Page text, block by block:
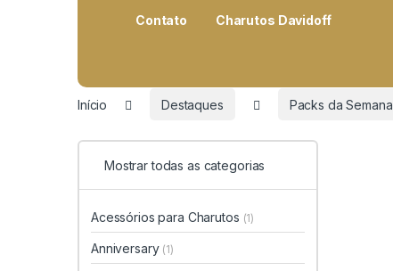
Contato Charutos Davidoff
Início Destaques Packs da Semana
Mostrar todas as categorias
Acessórios para Charutos (1)
Anniversary (1)